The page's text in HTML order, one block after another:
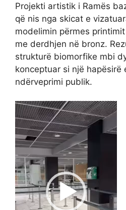
Projekti artistik i Ramës
që nis nga skicat e
modelimin përmes
me derdhjen në bronz.
strukturë biomorfike mbi
konceptuar si një hapësirë
ndërveprimi publik.
Video
Player